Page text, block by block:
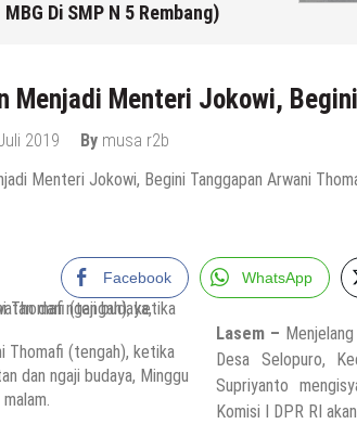
MBG Di SMP N 5 Rembang)
Menjadi Menteri Jokowi,
2019 By musa r2b
Facebook WhatsApp
Thomafi (tengah), ketika
dan ngaji budaya, Minggu
malam.
Lasem –
Desa Selopuro,
Supriyanto
Komisi I DPR RI